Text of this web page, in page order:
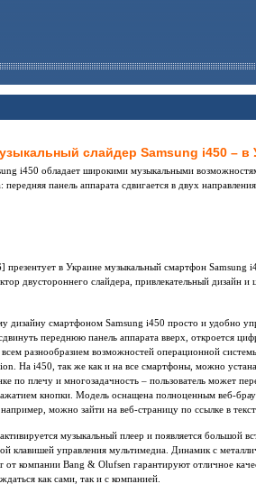
слайдер Samsung i450 – в
i450 обладает широкими музыкальными
передняя панель аппарата сдвигается в двух
презентует в Украине музыкальный смартфон Samsung
двустороннего слайдера, привлекательный дизайн и
дизайну смартфоном Samsung i450 просто и удобно
переднюю панель аппарата вверх, откроется
всем разнообразием возможностей операционной
На i450, так же как и на все смартфоны, можно
по плечу и многозадачность – пользователь может
кнопки. Модель оснащена полноценным веб-
можно зайти на веб-страницу по ссылке в
музыкальный плеер и появляется большой
клавишей управления мультимедиа. Динамик с
от компании Bang & Olufsen гарантируют отличное
как сами, так и с компанией.